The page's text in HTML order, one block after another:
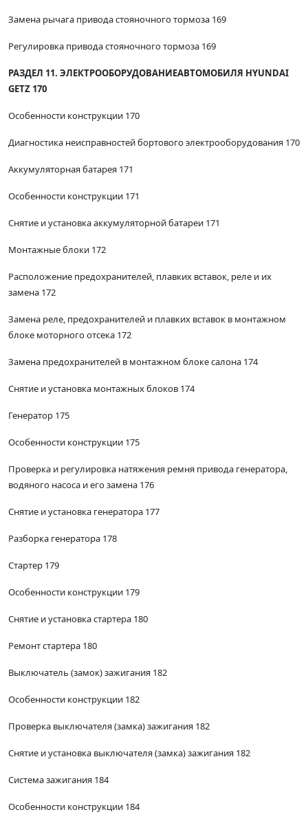
Замена рычага привода стояночного тормоза 169
Регулировка привода стояночного тормоза 169
РАЗДЕЛ 11. ЭЛЕКТРООБОРУДОВАНИЕАВТОМОБИЛЯ HYUNDAI
GETZ 170
Особенности конструкции 170
Диагностика неисправностей бортового электрооборудования 170
Аккумуляторная батарея 171
Особенности конструкции 171
Снятие и установка аккумуляторной батареи 171
Монтажные блоки 172
Расположение предохранителей, плавких вставок, реле и их
замена 172
Замена реле, предохранителей и плавких вставок в монтажном
блоке моторного отсека 172
Замена предохранителей в монтажном блоке салона 174
Снятие и установка монтажных блоков 174
Генератор 175
Особенности конструкции 175
Проверка и регулировка натяжения ремня привода генератора,
водяного насоса и его замена 176
Снятие и установка генератора 177
Разборка генератора 178
Стартер 179
Особенности конструкции 179
Снятие и установка стартера 180
Ремонт стартера 180
Выключатель (замок) зажигания 182
Особенности конструкции 182
Проверка выключателя (замка) зажигания 182
Снятие и установка выключателя (замка) зажигания 182
Система зажигания 184
Особенности конструкции 184